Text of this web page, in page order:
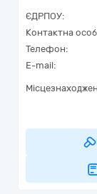
ЄДРПОУ:
Контактна
Телефон:
E-mail: